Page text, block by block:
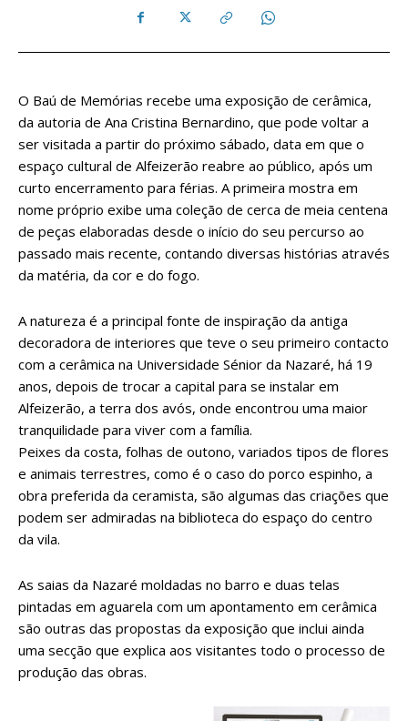
O Baú de Memórias recebe uma exposição de cerâmica,
da autoria de Ana Cristina Bernardino, que pode voltar a
ser visitada a partir do próximo sábado, data em que o
espaço cultural de Alfeizerão reabre ao público, após um
curto encerramento para férias. A primeira mostra em
nome próprio exibe uma coleção de cerca de meia centena
de peças elaboradas desde o início do seu percurso ao
passado mais recente, contando diversas histórias através
da matéria, da cor e do fogo.
A natureza é a principal fonte de inspiração da antiga
decoradora de interiores que teve o seu primeiro contacto
com a cerâmica na Universidade Sénior da Nazaré, há 19
anos, depois de trocar a capital para se instalar em
Alfeizerão, a terra dos avós, onde encontrou uma maior
tranquilidade para viver com a família.
Peixes da costa, folhas de outono, variados tipos de flores
e animais terrestres, como é o caso do porco espinho, a
obra preferida da ceramista, são algumas das criações que
podem ser admiradas na biblioteca do espaço do centro
da vila.
As saias da Nazaré moldadas no barro e duas telas
pintadas em aguarela com um apontamento em cerâmica
são outras das propostas da exposição que inclui ainda
uma secção que explica aos visitantes todo o processo de
produção das obras.